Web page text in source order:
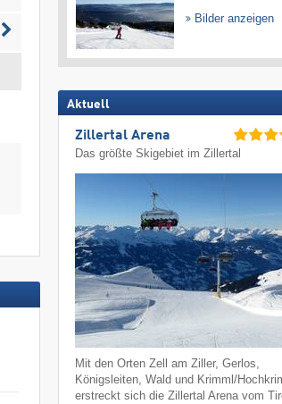
Bilder anzeigen
Aktuell
Zillertal Arena
Das größte Skigebiet im Zillertal
Mit den Orten Zell am Ziller, Gerlos,
Königsleiten, Wald und Krimml/
erstreckt sich die Zillertal Arena vom